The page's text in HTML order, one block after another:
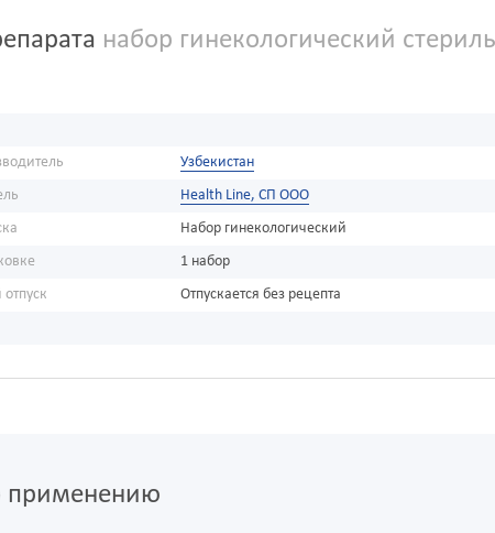
набор гинекологический
Узбекистан
Health Line, СП ООО
Набор гинекологический
1 набор
Отпускается без рецепта
применению